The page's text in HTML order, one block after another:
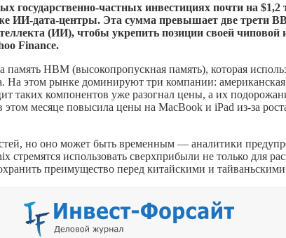
частных инвестициях почти на $1,2
ИИ-дата-центры. Эта сумма превышает две трети
(ИИ), чтобы укрепить позиции своей чиповой
Finance.
HBM (высокопропускная память), которая
На этом рынке доминируют три компании:
таких компонентов уже разогнал цены, а их
месяце повысила цены на MacBook и iPad из-за
но оно может быть временным — аналитики
стремятся использовать сверхприбыли не только для
преимущество перед китайскими и